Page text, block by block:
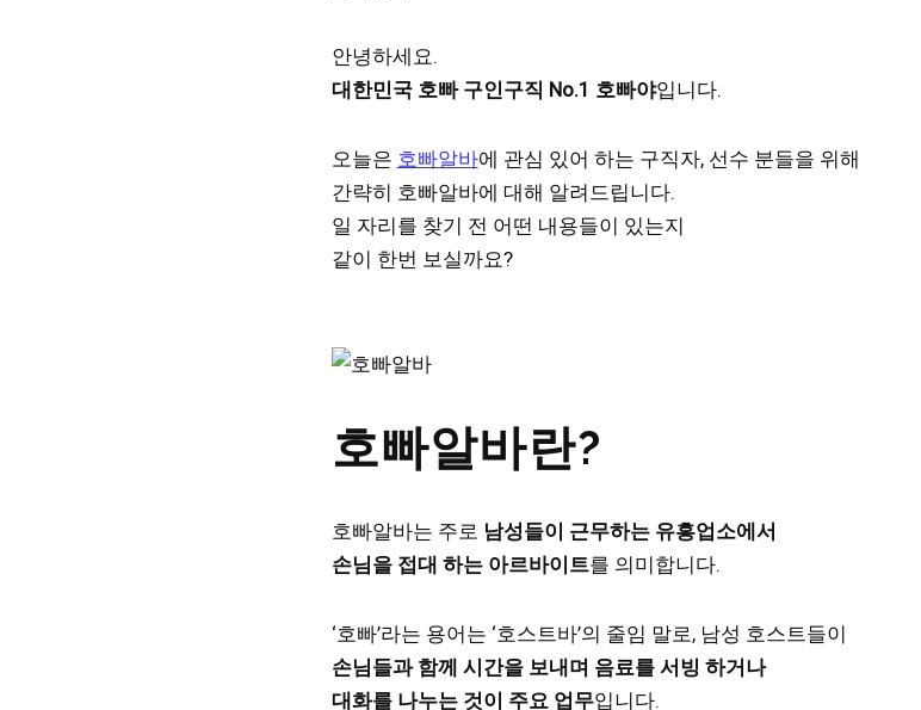
안녕하세요.
대한민국 호빠 구인구직 No.1 호빠야입니다.
오늘은 호빠알바에 관심 있어 하는 구직자, 선수 분들을 위해
간략히 호빠알바에 대해 알려드립니다.
일 자리를 찾기 전 어떤 내용들이 있는지
같이 한번 보실까요?
호빠알바란?
호빠알바는 주로 남성들이 근무하는 유흥업소에서
손님을 접대 하는 아르바이트를 의미합니다.
‘호빠’라는 용어는 ‘호스트바’의 줄임 말로, 남성 호스트들이
손님들과 함께 시간을 보내며 음료를 서빙 하거나
대화를 나누는 것이 주요 업무입니다.